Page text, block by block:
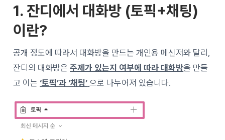
1. 잔디에서 대화방 (토픽+채팅)
이란?
공개 정도에 따라서 대화방을 만드는 개인용 메신저와 달리,
잔디의 대화방은주제가 있는지 여부에 따라 대화방을 만들
고 이는‘토픽’과 ‘채팅’ 으로 나누어져 있습니다.